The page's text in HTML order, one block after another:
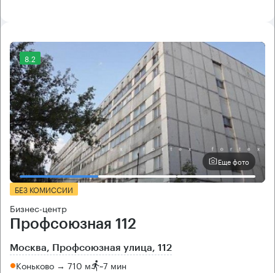
8.2
Еще фото
БЕЗ КОМИССИИ
Бизнес-центр
Профсоюзная 112
Москва, Профсоюзная улица, 112
Коньково → 710 м ~7 мин